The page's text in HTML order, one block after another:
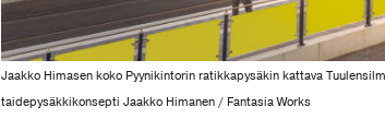
Jaakko Himasen koko Pyynikintorin ratikkapysäkin kattava
taidepysäkkikonsepti Jaakko Himanen / Fantasia Works